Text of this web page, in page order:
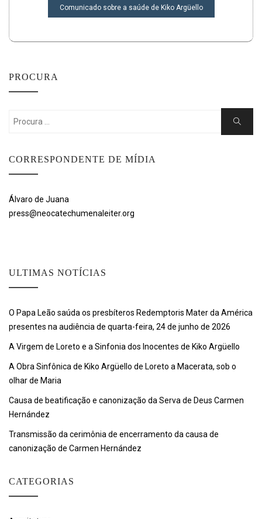
Comunicado sobre a saúde de Kiko Argüello
PROCURA
Search
Search
CORRESPONDENTE DE MÍDIA
Álvaro de Juana
press@neocatechumenaleiter.org
ULTIMAS NOTÍCIAS
O Papa Leão saúda os presbíteros Redemptoris Mater da América
presentes na audiência de quarta-feira, 24 de junho de 2026
A Virgem de Loreto e a Sinfonia dos Inocentes de Kiko Argüello
A Obra Sinfônica de Kiko Argüello de Loreto a Macerata, sob o
olhar de Maria
Causa de beatificação e canonização da Serva de Deus Carmen
Hernández
Transmissão da cerimônia de encerramento da causa de
canonização de Carmen Hernández
CATEGORIAS